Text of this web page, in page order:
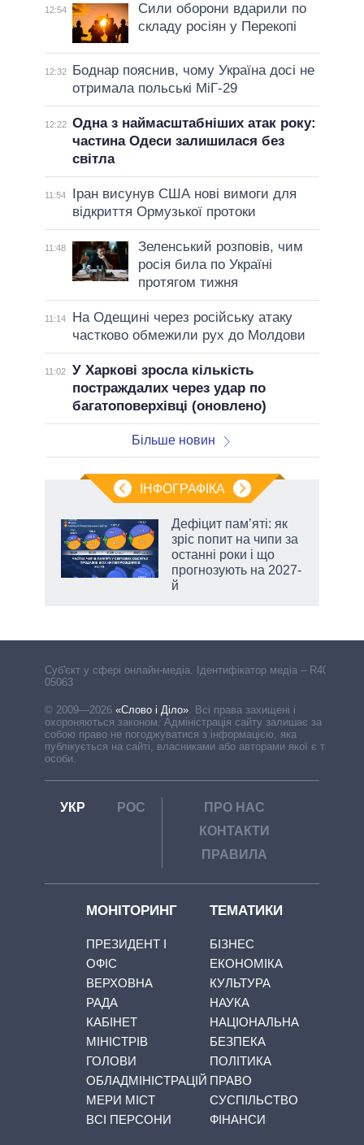
12:54
Сили оборони вдарили по
складу росіян у Перекопі
12:32
Боднар пояснив, чому Україна досі не
отримала польські МіГ-29
12:22 Одна з наймасштабніших атак року:
частина Одеси залишилася без
світла
11:54
Іран висунув США нові вимоги для
відкриття Ормузької протоки
11:48
Зеленський розповів, чим
росія била по Україні
протягом тижня
11:14
На Одещині через російську атаку
частково обмежили рух до Молдови
11:02
У Харкові зросла кількість
постраждалих через удар по
багатоповерхівці (оновлено)
Більше новин
ІНФОГРАФІКА
Дефіцит пам’яті: як
зріс попит на чипи за
останні роки і що
прогнозують на 2027-
й
Cуб'єкт у сфері онлайн-медіа. Ідентифікатор медіа – R40-
05063
© 2009—2026 «Слово і Діло». Всі права захищені і
охороняються законом. Адміністрація сайту залишає за
собою право не погоджуватися з інформацією, яка
публікується на сайті, власниками або авторами якої є треті
особи.
УКР РОС
ПРО НАС
КОНТАКТИ
ПРАВИЛА
МОНІТОРИНГ
ПРЕЗИДЕНТ І
ОФІС
ВЕРХОВНА
РАДА
КАБІНЕТ
МІНІСТРІВ
ГОЛОВИ
ОБЛАДМІНІСТРАЦІЙ
МЕРИ МІСТ
ВСІ ПЕРСОНИ
ТЕМАТИКИ
БІЗНЕС
ЕКОНОМІКА
КУЛЬТУРА
НАУКА
НАЦІОНАЛЬНА
БЕЗПЕКА
ПОЛІТИКА
ПРАВО
СУСПІЛЬСТВО
ФІНАНСИ